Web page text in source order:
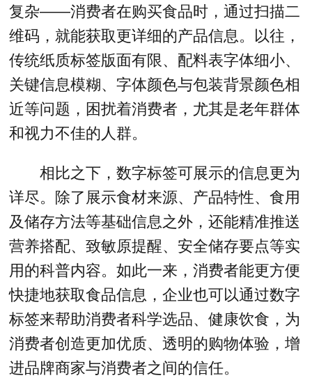
复杂——消费者在购买食品时，通过扫描二
维码，就能获取更详细的产品信息。以往，
传统纸质标签版面有限、配料表字体细小、
关键信息模糊、字体颜色与包装背景颜色相
近等问题，困扰着消费者，尤其是老年群体
和视力不佳的人群。
相比之下，数字标签可展示的信息更为
详尽。除了展示食材来源、产品特性、食用
及储存方法等基础信息之外，还能精准推送
营养搭配、致敏原提醒、安全储存要点等实
用的科普内容。如此一来，消费者能更方便
快捷地获取食品信息，企业也可以通过数字
标签来帮助消费者科学选品、健康饮食，为
消费者创造更加优质、透明的购物体验，增
进品牌商家与消费者之间的信任。